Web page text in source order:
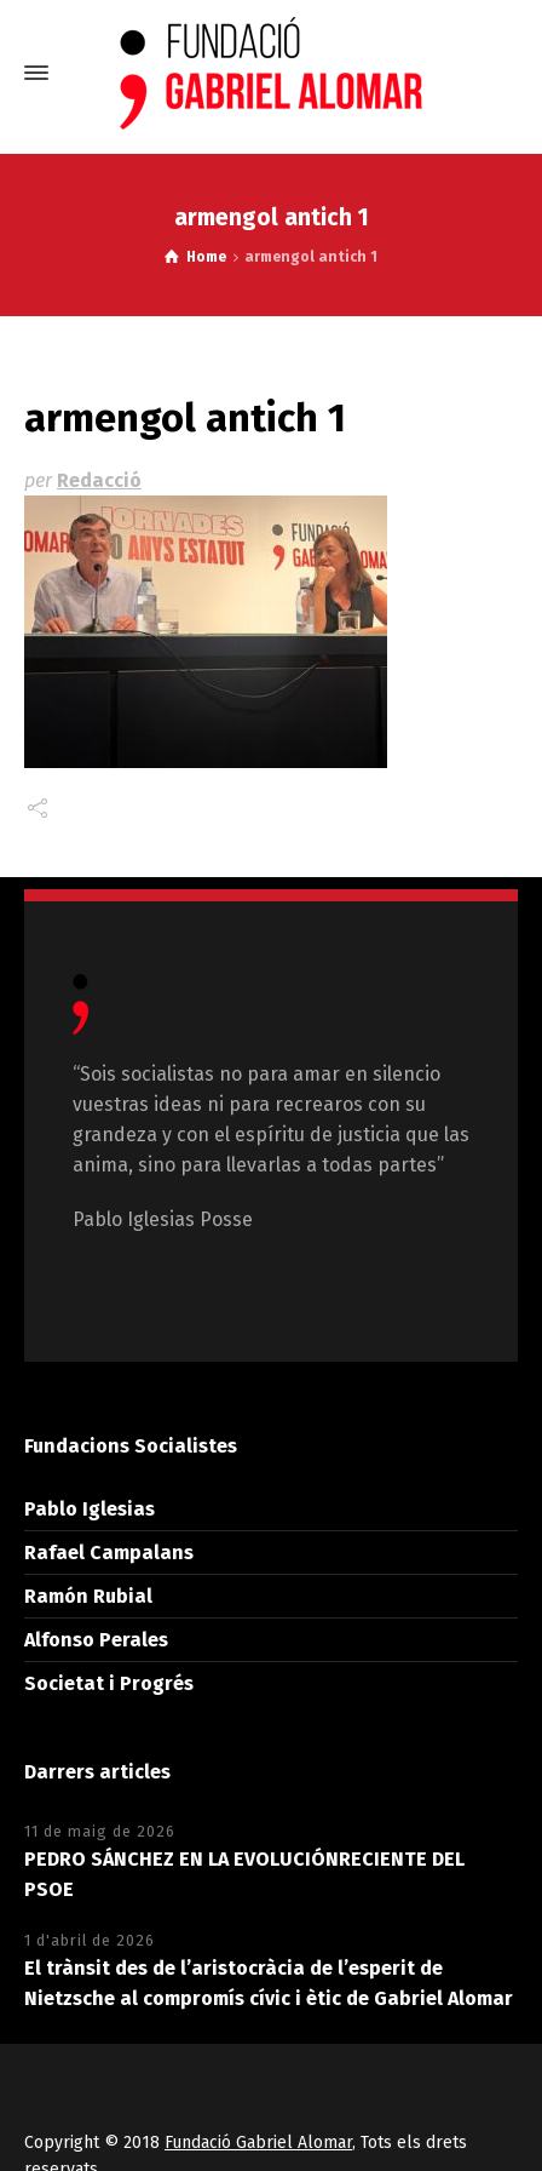
armengol antich 1
Home armengol antich 1
armengol antich 1
per Redacció
“Sois socialistas no para amar en silencio
vuestras ideas ni para recrearos con su
grandeza y con el espíritu de justicia que las
anima, sino para llevarlas a todas partes”
Pablo Iglesias Posse
Fundacions Socialistes
Pablo Iglesias
Rafael Campalans
Ramón Rubial
Alfonso Perales
Societat i Progrés
Darrers articles
11 de maig de 2026
PEDRO SÁNCHEZ EN LA EVOLUCIÓNRECIENTE DEL
PSOE
1 d'abril de 2026
El trànsit des de l’aristocràcia de l’esperit de
Nietzsche al compromís cívic i ètic de Gabriel Alomar
Copyright © 2018 Fundació Gabriel Alomar, Tots els drets